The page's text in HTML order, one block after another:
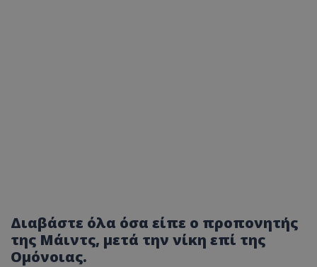
Διαβάστε όλα όσα είπε ο προπονητής
της Μάιντς, μετά την νίκη επί της
Ομόνοιας.